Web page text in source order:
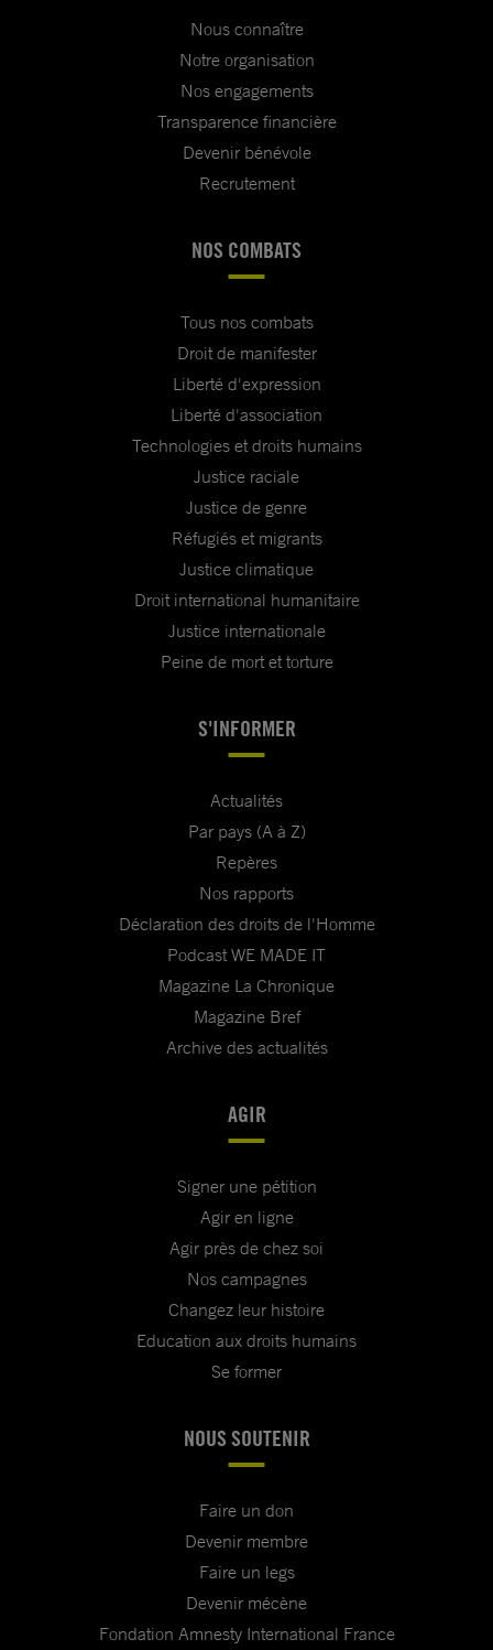
Nous connaître
Notre organisation
Nos engagements
Transparence financière
Devenir bénévole
Recrutement
NOS COMBATS
Tous nos combats
Droit de manifester
Liberté d'expression
Liberté d'association
Technologies et droits humains
Justice raciale
Justice de genre
Réfugiés et migrants
Justice climatique
Droit international humanitaire
Justice internationale
Peine de mort et torture
S'INFORMER
Actualités
Par pays (A à Z)
Repères
Nos rapports
Déclaration des droits de l'Homme
Podcast WE MADE IT
Magazine La Chronique
Magazine Bref
Archive des actualités
AGIR
Signer une pétition
Agir en ligne
Agir près de chez soi
Nos campagnes
Changez leur histoire
Education aux droits humains
Se former
NOUS SOUTENIR
Faire un don
Devenir membre
Faire un legs
Devenir mécène
Fondation Amnesty International France